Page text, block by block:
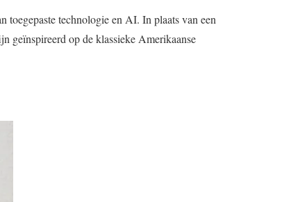
technologie en AI. In plaats van een
geïnspireerd op de klassieke Amerikaanse